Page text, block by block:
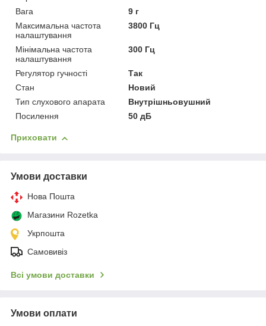
Вага
9 г
Максимальна частота
налаштування
3800 Гц
Мінімальна частота
налаштування
300 Гц
Регулятор гучності
Так
Стан
Новий
Тип слухового апарата
Внутрішньовушний
Посилення
50 дБ
Приховати
Умови доставки
Нова Пошта
Магазини Rozetka
Укрпошта
Самовивіз
Всі умови доставки
Умови оплати